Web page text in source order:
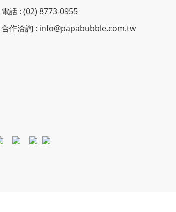
電話 : (02) 8773-0955
合作洽詢 : info@papabubble.com.tw